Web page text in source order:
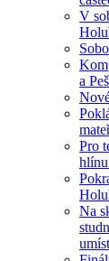
V
a
Pro
Na